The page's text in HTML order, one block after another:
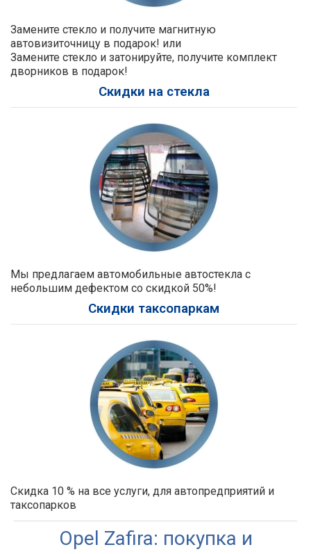
Замените стекло и получите магнитную
автовизиточницу в подарок! или
Замените стекло и затонируйте, получите комплект
дворников в подарок!
Скидки на стекла
Мы предлагаем автомобильные автостекла с
небольшим дефектом со скидкой 50%!
Скидки таксопаркам
Скидка 10 % на все услуги, для автопредприятий и
таксопарков
Opel Zafira: покупка и